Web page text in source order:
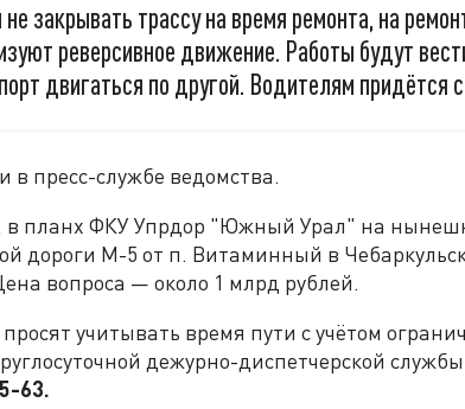
закрывать трассу на время ремонта, на
реверсивное движение. Работы будут
двигаться по другой. Водителям придётся
в пресс-службе ведомства.
планх ФКУ Упрдор "Южный Урал" на
дороги М-5 от п. Витаминный в
вопроса — около 1 млрд рублей.
учитывать время пути с учётом
дежурно-диспетчерской
63.